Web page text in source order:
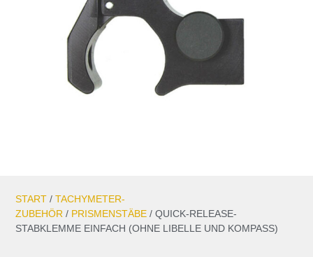
START /TACHYMETER-
ZUBEHÖR / PRISMENSTÄBE / QUICK-RELEASE-
STABKLEMME EINFACH (OHNE LIBELLE UND KOMPASS)